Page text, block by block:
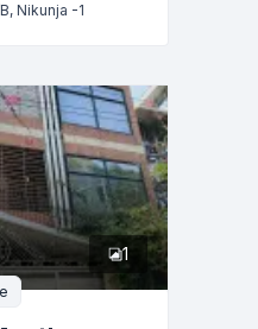
Nikunja -1
1